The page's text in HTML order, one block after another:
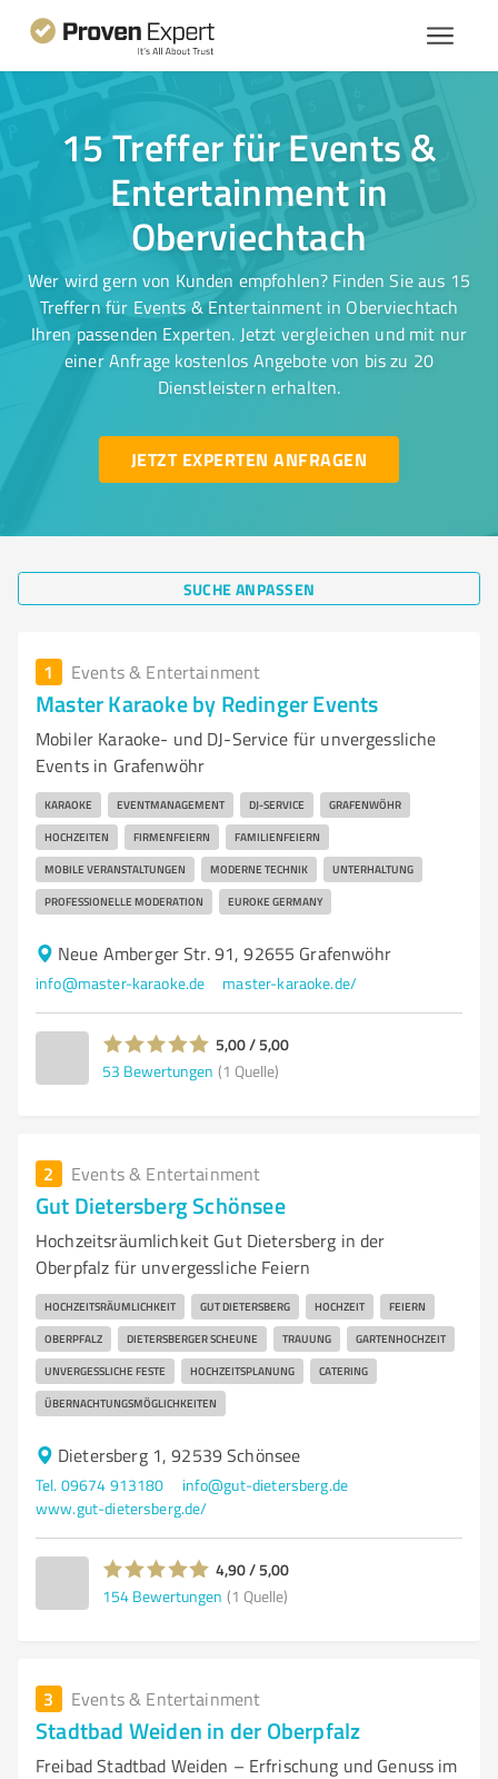
15 Treffer für Events &
Entertainment in
Oberviechtach
Wer wird gern von Kunden empfohlen? Finden Sie aus 15
Treffern für Events & Entertainment in Oberviechtach
Ihren passenden Experten. Jetzt vergleichen und mit nur
einer Anfrage kostenlos Angebote von bis zu 20
Dienstleistern erhalten.
JETZT EXPERTEN ANFRAGEN
SUCHE ANPASSEN
1 Events & Entertainment
Master Karaoke by Redinger Events
Mobiler Karaoke- und DJ-Service für unvergessliche
Events in Grafenwöhr
KARAOKE EVENTMANAGEMENT DJ-SERVICE GRAFENWÖHR
HOCHZEITEN FIRMENFEIERN FAMILIENFEIERN
MOBILE VERANSTALTUNGEN MODERNE TECHNIK UNTERHALTUNG
PROFESSIONELLE MODERATION EUROKE GERMANY
Neue Amberger Str. 91, 92655 Grafenwöhr
info@master-karaoke.de master-karaoke.de/
5,00 / 5,00
53 Bewertungen (1 Quelle)
2 Events & Entertainment
Gut Dietersberg Schönsee
Hochzeitsräumlichkeit Gut Dietersberg in der
Oberpfalz für unvergessliche Feiern
HOCHZEITSRÄUMLICHKEIT GUT DIETERSBERG HOCHZEIT FEIERN
OBERPFALZ DIETERSBERGER SCHEUNE TRAUUNG GARTENHOCHZEIT
UNVERGESSLICHE FESTE HOCHZEITSPLANUNG CATERING
ÜBERNACHTUNGSMÖGLICHKEITEN
Dietersberg 1, 92539 Schönsee
Tel. 09674 913180
info@gut-dietersberg.de
www.gut-dietersberg.de/
4,90 / 5,00
154 Bewertungen (1 Quelle)
3 Events & Entertainment
Stadtbad Weiden in der Oberpfalz
Freibad Stadtbad Weiden – Erfrischung und Genuss im